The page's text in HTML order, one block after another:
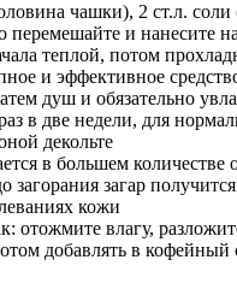
чашки), 2 ст.л.
перемешайте и нанесите
теплой, потом
и эффективное
душ и обязательно
в две недели, для
декольте
в большем
загорания загар
кожи
отожмите влагу,
добавлять в кофейный